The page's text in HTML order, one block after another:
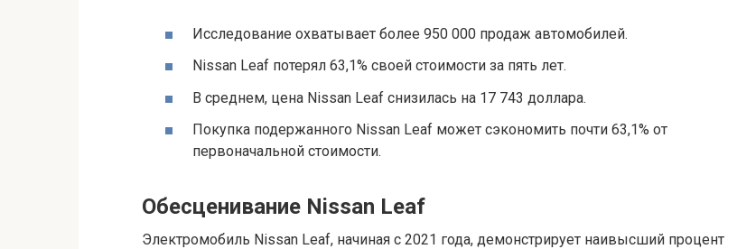
Исследование охватывает более 950 000 продаж автомобилей.
Nissan Leaf потерял 63,1% своей стоимости за пять лет.
В среднем, цена Nissan Leaf снизилась на 17 743 доллара.
Покупка подержанного Nissan Leaf может сэкономить почти 63,1% от
первоначальной стоимости.
Обесценивание Nissan Leaf
Электромобиль Nissan Leaf, начиная с 2021 года, демонстрирует наивысший процент